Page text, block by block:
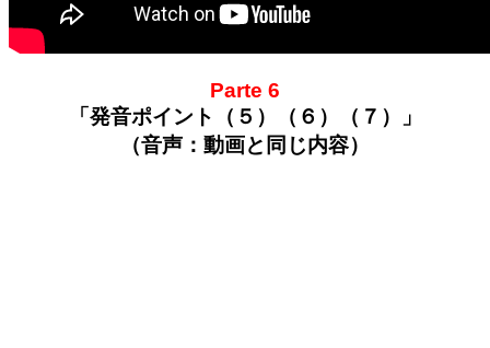
Parte 6
「発音ポイント（５）（６）（７）」
（音声：動画と同じ内容）